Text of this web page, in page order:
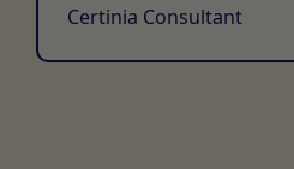
Certinia Consultant